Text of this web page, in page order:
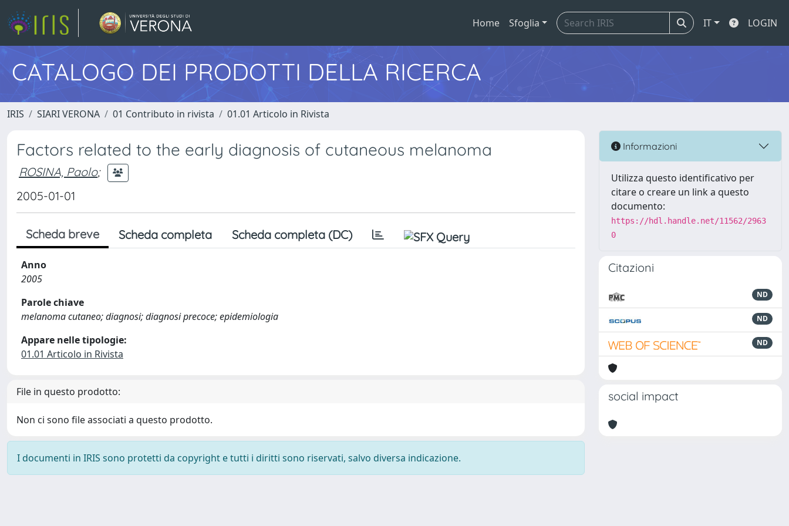
Home Sfoglia IT LOGIN
CATALOGO DEI PRODOTTI DELLA RICERCA
IRIS SIARI VERONA 01 Contributo in rivista 01.01 Articolo in Rivista
Factors related to the early diagnosis of cutaneous melanoma
ROSINA, Paolo;
2005-01-01
Scheda breve Scheda completa Scheda completa (DC)
Anno
2005
Parole chiave
melanoma cutaneo; diagnosi; diagnosi precoce; epidemiologia
Appare nelle tipologie:
01.01 Articolo in Rivista
File in questo prodotto:
Non ci sono file associati a questo prodotto.
I documenti in IRIS sono protetti da copyright e tutti i diritti sono riservati, salvo diversa indicazione.
Informazioni
Utilizza questo identificativo per
citare o creare un link a questo
documento:
https://hdl.handle.net/11562/2963
0
Citazioni
ND
ND
ND
social impact